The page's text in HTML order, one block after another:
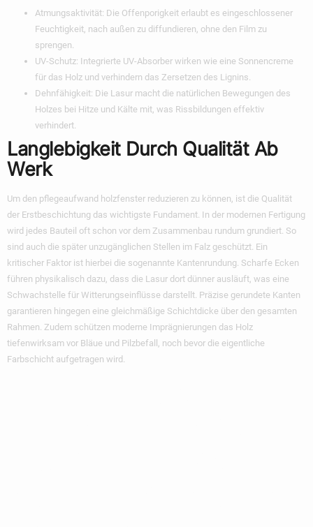
Atmungsaktivität: Die Offenporigkeit erlaubt es eingeschlossener
Feuchtigkeit, nach außen zu diffundieren, ohne den Film zu
sprengen.
UV-Schutz: Integrierte UV-Absorber wirken wie eine Sonnencreme
für das Holz und verhindern das Zersetzen des Lignins.
Dehnfähigkeit: Die Lasur macht die natürlichen Bewegungen des
Holzes bei Hitze und Kälte mit, was Rissbildungen effektiv
verhindert.
Langlebigkeit Durch Qualität Ab
Werk
Um den pflegeaufwand holzfenster reduzieren zu können, ist die Qualität
der Erstbeschichtung das wichtigste Fundament. In der modernen Fertigung
wird jedes Bauteil oft schon vor dem Zusammenbau rundum grundiert. So
sind auch die später unzugänglichen Stellen im Falz geschützt. Ein
kritischer Faktor ist hierbei die sogenannte Kantenrundung. Scharfe Ecken
führen physikalisch dazu, dass die Lasur dort dünner ausläuft, was eine
Schwachstelle für Witterungseinflüsse darstellt. Präzise gerundete Kanten
garantieren hingegen eine gleichmäßige Schichtdicke über den gesamten
Rahmen. Zudem schützen moderne Imprägnierungen das Holz
tiefenwirksam vor Bläue und Pilzbefall, noch bevor die eigentliche
Farbschicht aufgetragen wird.